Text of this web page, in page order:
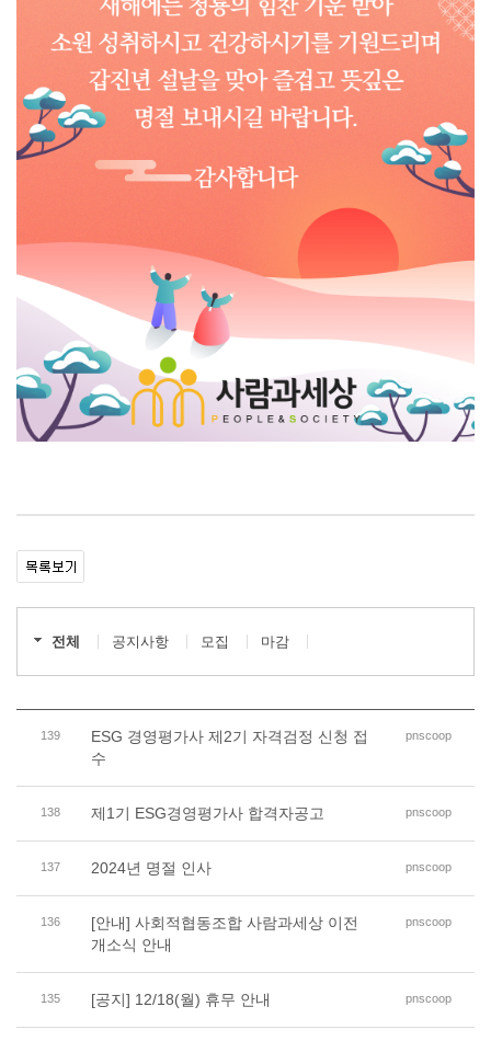
전체 공지사항 모집 마감
139
ESG 경영평가사 제2기 자격검정 신청 접
수
pnscoop
138 제1기 ESG경영평가사 합격자공고 pnscoop
137 2024년 명절 인사 pnscoop
136
[안내] 사회적협동조합 사람과세상 이전
개소식 안내
pnscoop
135 [공지] 12/18(월) 휴무 안내 pnscoop